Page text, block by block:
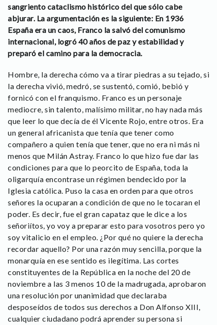
sangriento cataclismo histórico del que sólo cabe
abjurar. La argumentación es la siguiente: En 1936
España era un caos, Franco la salvó del comunismo
internacional, logró 40 años de paz y estabilidad y
preparó el camino para la democracia.
Hombre, la derecha cómo va a tirar piedras a su tejado, si
la derecha vivió, medró, se sustentó, comió, bebió y
fornicó con el franquismo. Franco es un personaje
mediocre, sin talento, malísimo militar, no hay nada más
que leer lo que decía de él Vicente Rojo, entre otros. Era
un general africanista que tenía que tener como
compañero a quien tenía que tener, que no era ni más ni
menos que Milán Astray. Franco lo que hizo fue dar las
condiciones para que lo peorcito de España, toda la
oligarquía encontrase un régimen bendecido por la
Iglesia católica. Puso la casa en orden para que otros
señores la ocuparan a condición de que no le tocaran el
poder. Es decir, fue el gran capataz que le dice a los
señoriítos, yo voy a preparar esto para vosotros pero yo
soy vitalicio en el empleo. ¿Por qué no quiere la derecha
recordar aquello? Por una razón muy sencilla, porque la
monarquía en ese sentido es ilegítima. Las cortes
constituyentes de la República en la noche del 20 de
noviembre a las 3 menos 10 de la madrugada, aprobaron
una resolución por unanimidad que declaraba
desposeídos de todos sus derechos a Don Alfonso XIII,
cualquier ciudadano podrá aprender su persona si